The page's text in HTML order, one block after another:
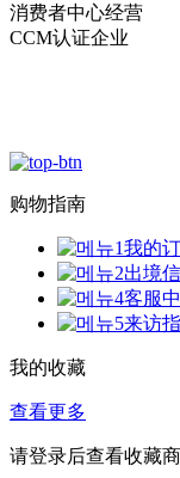
消费者中心经营
CCM认证企业
购物指南
我的
出境
客服
来访
我的收藏
查看更多
请登录后查看收藏商